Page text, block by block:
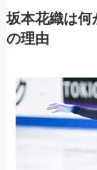
坂本花織は何
の理由